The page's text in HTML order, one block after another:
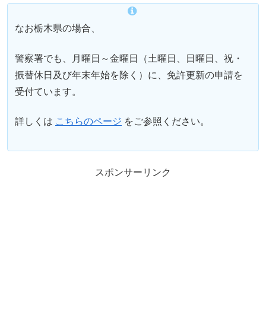
なお栃木県の場合、
警察署でも、月曜日～金曜日（土曜日、日曜日、祝・
振替休日及び年末年始を除く）に、免許更新の申請を
受付ています。
詳しくは こちらのページ をご参照ください。
スポンサーリンク